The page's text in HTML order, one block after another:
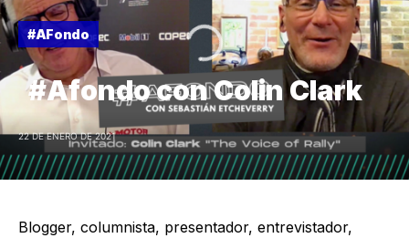
#AFondo
#Afondo con Colin Clark
22 DE ENERO DE 2021
Blogger, columnista, presentador, entrevistador,